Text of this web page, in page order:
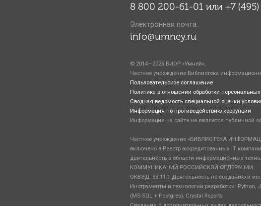
8 800 200-61-01 или +7
Электронная почта:
info@umney.ru
© 2014—2026 БИОР «Умней»,
Частное учреждение Библиотека
Пользовательское соглашение
Политика в отношении обработки
Сводная ведомость специальной оценки
Информация по противодействию коррупции
Информация на сайте не является публичной
Частное учреждение «БИБЛИОТЕКА
включено в Реестр аккредитованных IT
деятельность в области информационных
КОММУНИКАЦИЙ РОССИЙСКОЙ ФЕДЕРАЦИИ.
ОКВЭД: 63.11.1 Деятельность по созданию и
Инструменты и технологии разработки: Python,
(MS SQL + Postgres), Crystal Reports